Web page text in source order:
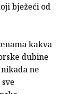
bježeći od
kakva
dubine
ne